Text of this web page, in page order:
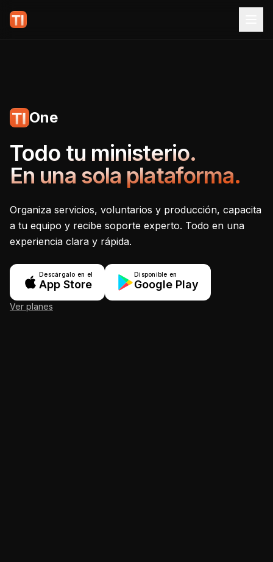
One
Tecnoiglesia One -
Todo tu ministerio.
En una sola plataforma.
Organiza servicios, voluntarios y producción, capacita
a tu equipo y recibe soporte experto. Todo en una
experiencia clara y rápida.
Descárgalo en el
App Store
Disponible en
Google Play
Ver planes